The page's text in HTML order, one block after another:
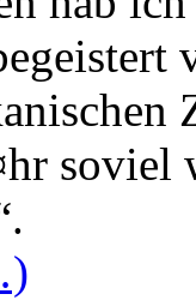
soviel